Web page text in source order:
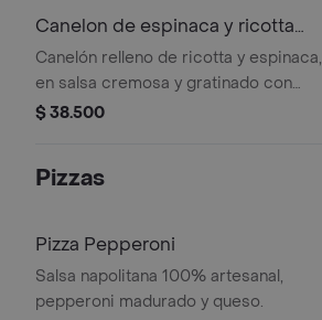
Canelon de espinaca y ricotta
200g
Canelón relleno de ricotta y espinaca,
en salsa cremosa y gratinado con
queso parmesano.
$ 38.500
Pizzas
Pizza Pepperoni
Salsa napolitana 100% artesanal,
pepperoni madurado y queso.